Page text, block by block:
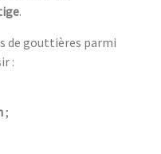
.
de gouttières parmi
:
;